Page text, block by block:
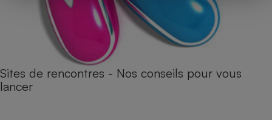
Sites de rencontres - Nos conseils pour vous
lancer